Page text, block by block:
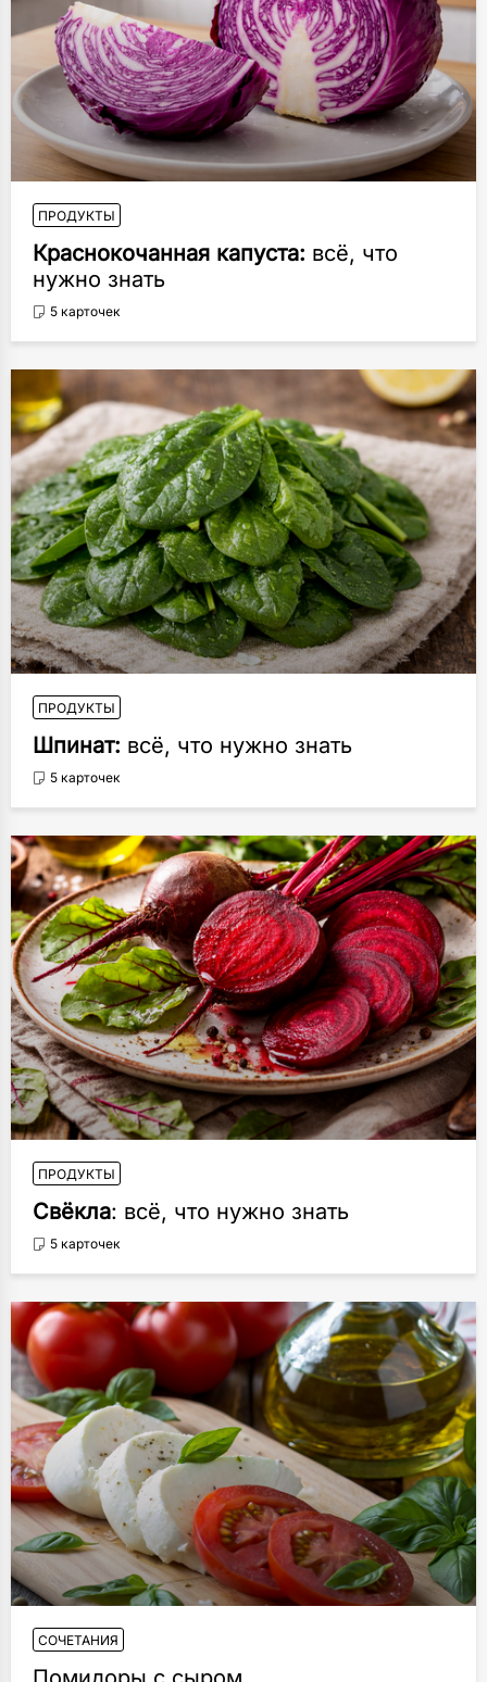
ПРОДУКТЫ
Краснокочанная капуста: всё, что
нужно знать
5 карточек
ПРОДУКТЫ
Шпинат: всё, что нужно знать
5 карточек
ПРОДУКТЫ
Свёкла: всё, что нужно знать
5 карточек
СОЧЕТАНИЯ